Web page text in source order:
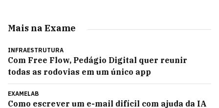
Mais na Exame
INFRAESTRUTURA
Com Free Flow, Pedágio Digital quer reunir
todas as rodovias em um único app
EXAMELAB
Como escrever um e-mail difícil com ajuda da IA